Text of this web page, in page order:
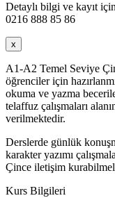
Detaylı bilgi ve kayıt
0216 888 85 86
x
A1-A2 Temel Seviye
öğrenciler için
okuma ve yazma
telaffuz çalışmaları
verilmektedir.
Derslerde günlük
karakter yazımı
Çince iletişim
Kurs Bilgileri